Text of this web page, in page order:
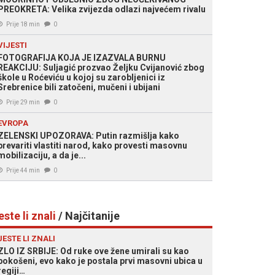
Velika zvijezda odlazi najvećem rivalu
Prije 18 min 0
KOJA JE IZAZVALA BURNU
Suljagić prozvao Željku Cvijanović zbog
u Roćeviću u kojoj su zarobljenici iz
bili zatočeni, mučeni i ubijani
Prije 29 min 0
UPOZORAVA: Putin razmišlja kako
vlastiti narod, kako provesti masovnu
a da je...
Prije 44 min 0
li znali / Najčitanije
LI ZNALI
IZ SRBIJE: Od ruke ove žene umirali su kao
evo kako je postala prvi masovni ubica u